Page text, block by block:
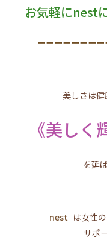
お気軽にnest
ーーーーーーー
美しさは
《美しく
を延
nest は女性
サポ